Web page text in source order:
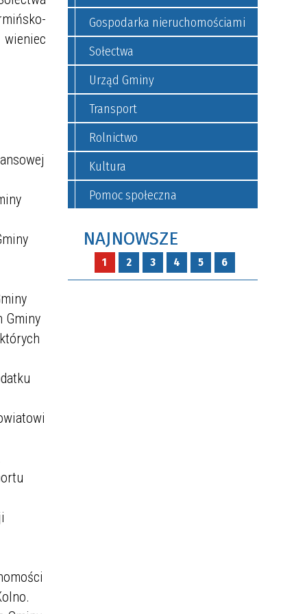
Gminy
Gospodarka nieruchomościami
Sołectwa
Urząd Gminy
Transport
Rolnictwo
Kultura
Pomoc społeczna
NAJNOWSZE
1 2 3 4 5 6